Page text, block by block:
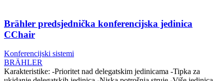
Brähler predsjednička konferencijska jedinica
CChair
Konferencijski sistemi
BRÄHLER
Karakteristike: -Prioritet nad delegatskim jedinicama -Tipka za